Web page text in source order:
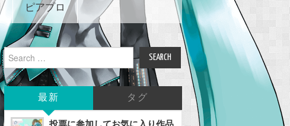
ピアプロ
Search
for:
最新 タグ
投票に参加してお気に入り作品